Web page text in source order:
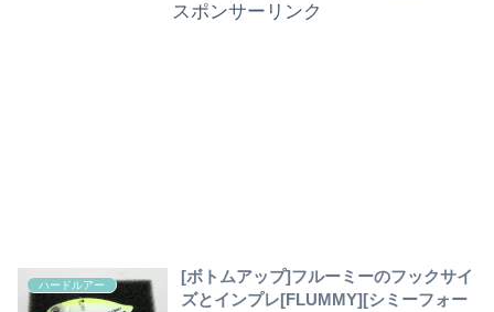
スポンサーリンク
ハードルアー
[ボトムアップ]フルーミーのフックサイ
ズとインプレ[FLUMMY][シミーフォー